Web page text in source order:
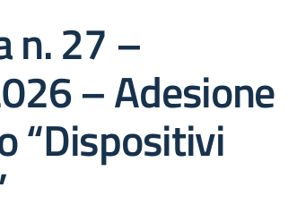
n. 27 –
– Adesione
“Dispositivi